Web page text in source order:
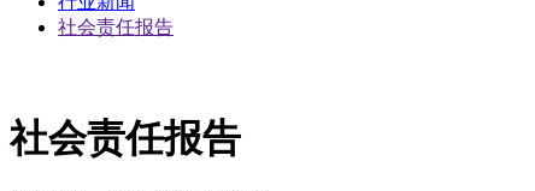
社会责任报告
社会责任报告